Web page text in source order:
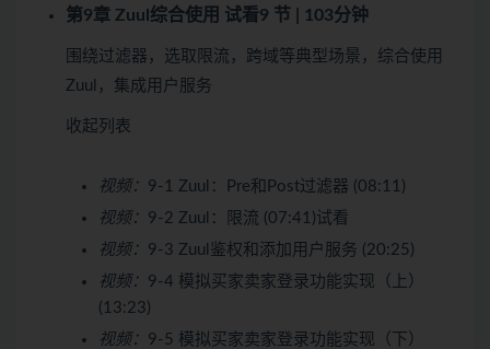
第9章 Zuul综合使用 试看9 节 | 103分钟
围绕过滤器，选取限流，跨域等典型场景，综合使用
Zuul，集成用户服务
收起列表
视频： 9-1 Zuul：Pre和Post过滤器 (08:11)
视频： 9-2 Zuul：限流 (07:41)试看
视频： 9-3 Zuul鉴权和添加用户服务 (20:25)
视频： 9-4 模拟买家卖家登录功能实现（上）
(13:23)
视频： 9-5 模拟买家卖家登录功能实现（下）